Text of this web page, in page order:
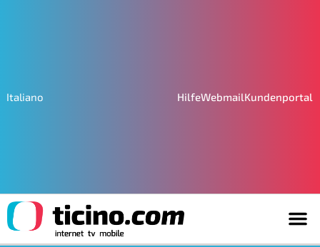
Italiano HilfeWebmailKundenportal